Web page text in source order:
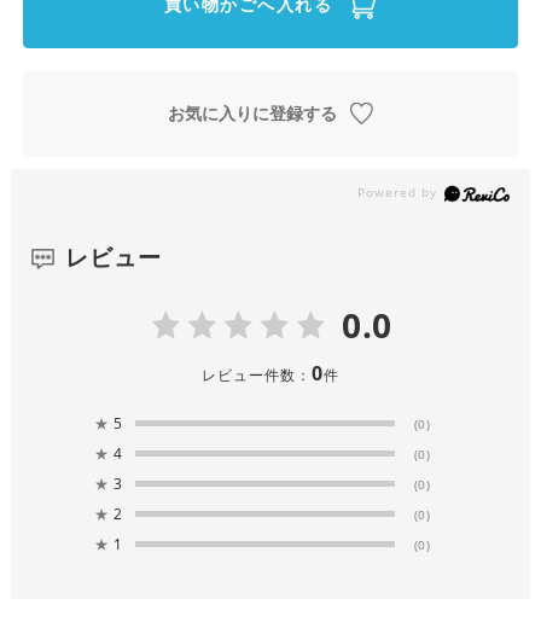
買い物かごへ入れる
お気に入りに登録する
レビュー
0.0
レビュー件数： 0件
★ 5 (0)
★ 4 (0)
★ 3 (0)
★ 2 (0)
★ 1 (0)